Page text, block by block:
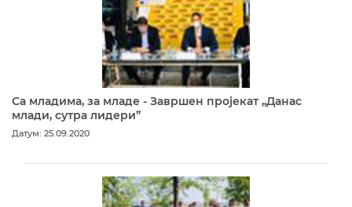
Са младима, за младе - Завршен пројекат „Данас
млади, сутра лидери”
Датум: 25.09.2020